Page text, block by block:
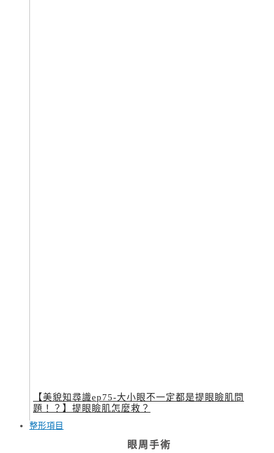
【美貌知尋識ep75-大小眼不一定都是提眼瞼肌問
題！？】提眼瞼肌怎麼救？
整形項目
眼周手術